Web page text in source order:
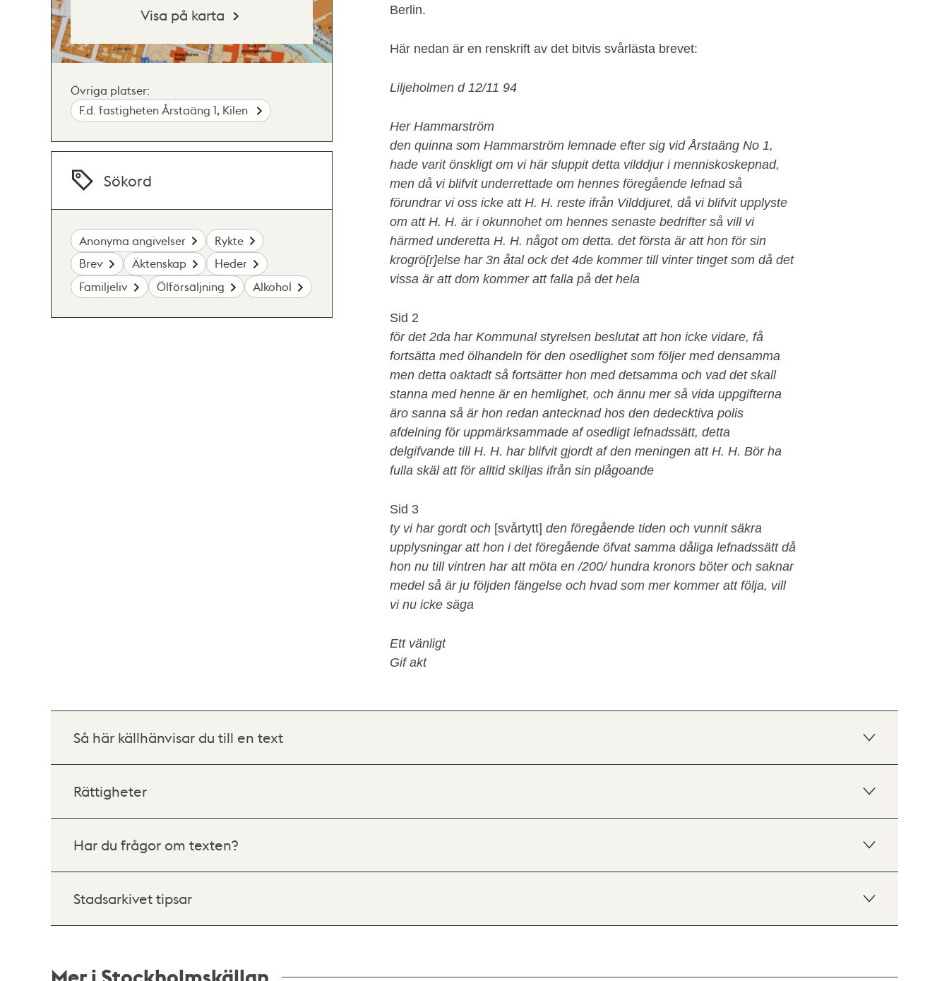
Berlin.
Här nedan är en renskrift av det bitvis svårlästa brevet:
Liljeholmen d 12/11 94
Her Hammarström
den quinna som Hammarström lemnade efter sig vid Årstaäng No 1,
hade varit önskligt om vi här sluppit detta vilddjur i menniskoskepnad,
men då vi blifvit underrettade om hennes föregående lefnad så
förundrar vi oss icke att H. H. reste ifrån Vilddjuret, då vi blifvit upplyste
om att H. H. är i okunnohet om hennes senaste bedrifter så vill vi
härmed underetta H. H. något om detta. det första är att hon för sin
krogrö[r]else har 3n åtal ock det 4de kommer till vinter tinget som då det
vissa är att dom kommer att falla på det hela
Sid 2
för det 2da har Kommunal styrelsen beslutat att hon icke vidare, få
fortsätta med ölhandeln för den osedlighet som följer med densamma
men detta oaktadt så fortsätter hon med detsamma och vad det skall
stanna med henne är en hemlighet, och ännu mer så vida uppgifterna
äro sanna så är hon redan antecknad hos den dedecktiva polis
afdelning för uppmärksammade af osedligt lefnadssätt, detta
delgifvande till H. H. har blifvit gjordt af den meningen att H. H. Bör ha
fulla skäl att för alltid skiljas ifrån sin plågoande
Sid 3
ty vi har gordt och [svårtytt] den föregående tiden och vunnit säkra
upplysningar att hon i det föregående öfvat samma dåliga lefnadssätt då
hon nu till vintren har att möta en /200/ hundra kronors böter och saknar
medel så är ju följden fängelse och hvad som mer kommer att följa, vill
vi nu icke säga
Ett vänligt
Gif akt
Visa på karta
Övriga platser:
F.d. fastigheten Årstaäng 1, Kilen
Sökord
Anonyma angivelser
Rykte
Brev
Äktenskap
Heder
Familjeliv
Ölförsäljning Alkohol
Så här källhänvisar du till en text
Rättigheter
Har du frågor om texten?
Stadsarkivet tipsar